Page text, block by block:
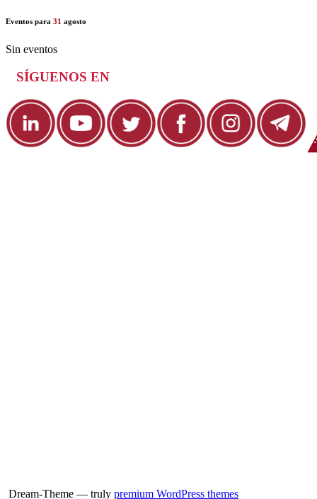
Eventos para 31 agosto
Sin eventos
SÍGUENOS EN
Dream-Theme — truly premium WordPress themes